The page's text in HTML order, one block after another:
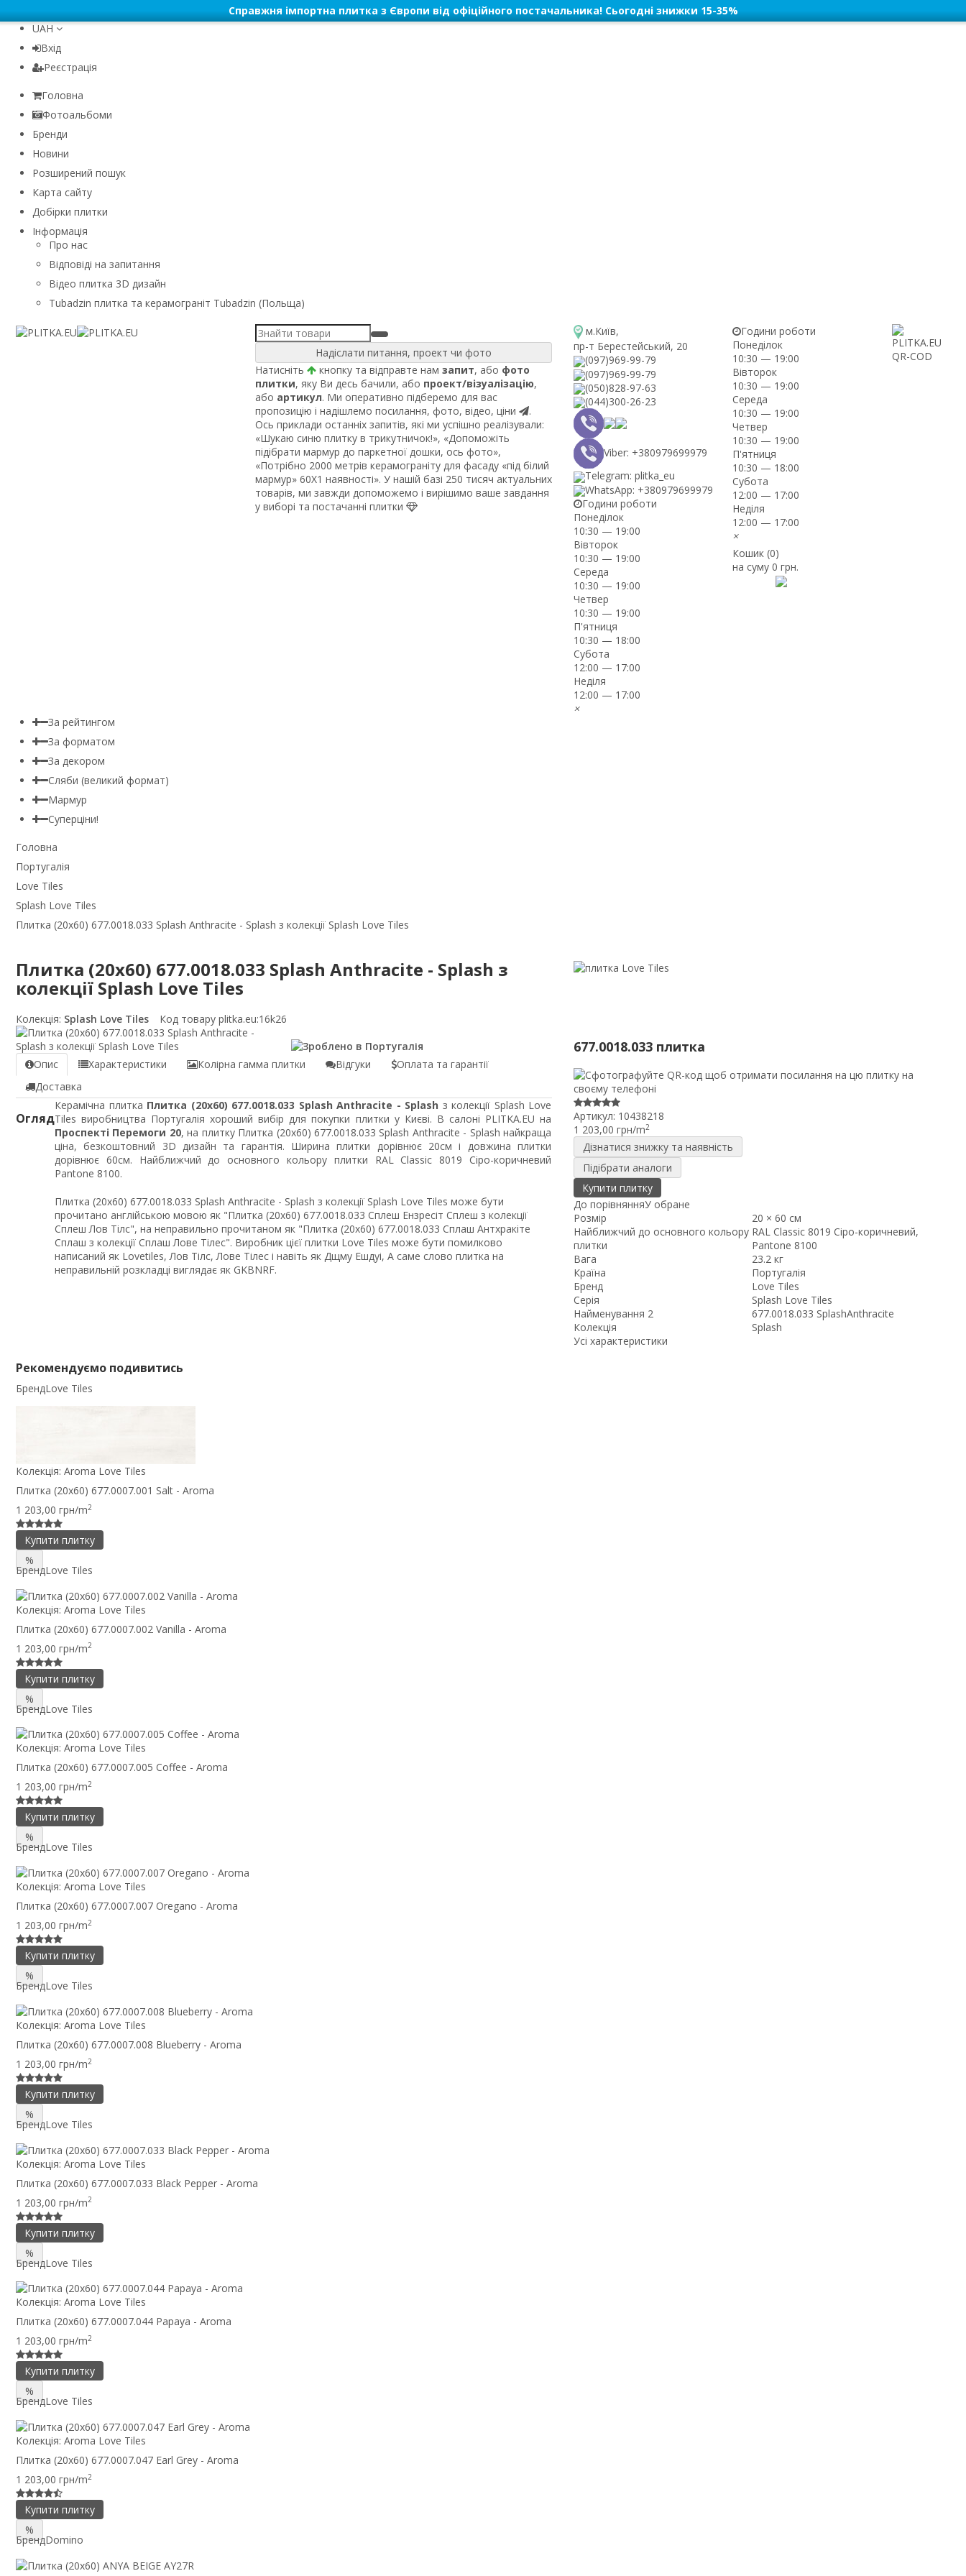
Справжня імпортна плитка з Європи від офіційного постачальника! Сьогодні знижки 15-35%
UAH
Вхід
Реєстрація
Головна
Фотоальбоми
Бренди
Новини
Розширений пошук
Карта сайту
Добірки плитки
Інформація
Про нас
Відповіді на запитання
Відео плитка 3D дизайн
Tubadzin плитка та керамограніт Tubadzin (Польща)
Надіслати питання, проект чи фото
Натисніть
кнопку та відправте нам запит, або фото
плитки, яку Ви десь бачили, або проект/візуалізацію,
або артикул. Ми оперативно підберемо для вас
пропозицію і надішлемо посилання, фото, відео, ціни
.
Ось приклади останніх запитів, які ми успішно реалізували:
«Шукаю синю плитку в трикутничок!», «Допоможіть
підібрати мармур до паркетної дошки, ось фото»,
«Потрібно 2000 метрів керамограніту для фасаду «під білий
мармур» 60Х1 наявності». У нашій базі 250 тисяч актуальних
товарів, ми завжди допоможемо і вирішимо ваше завдання
у виборі та постачанні плитки
м.Київ,
пр-т Берестейський, 20
(097)969-99-79
(097)969-99-79
(050)828-97-63
(044)300-26-23
Viber: +380979699979
Telegram: plitka_eu
WhatsApp: +380979699979
Години роботи
Понеділок
10:30 — 19:00
Вівторок
10:30 — 19:00
Середа
10:30 — 19:00
Четвер
10:30 — 19:00
П'ятниця
10:30 — 18:00
Субота
12:00 — 17:00
Неділя
12:00 — 17:00
×
Години роботи
Понеділок
10:30 — 19:00
Вівторок
10:30 — 19:00
Середа
10:30 — 19:00
Четвер
10:30 — 19:00
П'ятниця
10:30 — 18:00
Субота
12:00 — 17:00
Неділя
12:00 — 17:00
×
Кошик (0)
на суму0 грн.
За рейтингом
За форматом
За декором
Сляби (великий формат)
Мармур
Суперціни!
Головна
Португалія
Love Tiles
Splash Love Tiles
Плитка (20x60) 677.0018.033 Splash Anthracite - Splash з колекції Splash Love Tiles
Плитка (20x60) 677.0018.033 Splash Anthracite - Splash з
колекції Splash Love Tiles
Колекція: Splash Love Tiles Код товару plitka.eu:16k26
Опис Характеристики Колірна гамма плитки Відгуки
Оплата та гарантії
Доставка
Огляд
Керамічна плитка Плитка (20x60) 677.0018.033 Splash Anthracite - Splash з колекції Splash Love
Tiles виробництва Португалія хороший вибір для покупки плитки у Києві. В салоні PLITKA.EU на
Проспекті Перемоги 20, на плитку Плитка (20x60) 677.0018.033 Splash Anthracite - Splash найкраща
ціна, безкоштовний 3D дизайн та гарантія. Ширина плитки дорівнює 20см і довжина плитки
дорівнює 60см. Найближчий до основного кольору плитки RAL Classic 8019 Сіро-коричневий
Pantone 8100.
Плитка (20x60) 677.0018.033 Splash Anthracite - Splash з колекції Splash Love Tiles може бути
прочитано англійською мовою як "Плитка (20x60) 677.0018.033 Сплеш Ензресіт Сплеш з колекції
Сплеш Лов Тілс", на неправильно прочитаном як "Плитка (20x60) 677.0018.033 Сплаш Антхракіте
Сплаш з колекції Сплаш Лове Тілес". Виробник цієї плитки Love Tiles може бути помилково
написаний як Lovetiles, Лов Тілс, Лове Тілес і навіть як Дщму Ешдуі, А саме слово плитка на
неправильній розкладці виглядає як GKBNRF.
677.0018.033 плитка
Артикул: 10438218
1 203,00 грн/m2
Дізнатися знижку та наявність
Підібрати аналоги
Купити плитку
До порівнянняУ обране
Розмір
20 × 60 см
Найближчий до основного кольору
плитки
RAL Classic 8019 Сіро-коричневий,
Pantone 8100
Вага
23.2 кг
Країна
Португалія
Бренд
Love Tiles
Серія
Splash Love Tiles
Найменування 2
677.0018.033 SplashAnthracite
Колекція
Splash
Усі характеристики
Рекомендуємо подивитись
БрендLove Tiles
Колекція: Aroma Love Tiles
Плитка (20x60) 677.0007.001 Salt - Aroma
1 203,00 грн/m2
Купити плитку
%
БрендLove Tiles
Колекція: Aroma Love Tiles
Плитка (20x60) 677.0007.002 Vanilla - Aroma
1 203,00 грн/m2
Купити плитку
%
БрендLove Tiles
Колекція: Aroma Love Tiles
Плитка (20x60) 677.0007.005 Coffee - Aroma
1 203,00 грн/m2
Купити плитку
%
БрендLove Tiles
Колекція: Aroma Love Tiles
Плитка (20x60) 677.0007.007 Oregano - Aroma
1 203,00 грн/m2
Купити плитку
%
БрендLove Tiles
Колекція: Aroma Love Tiles
Плитка (20x60) 677.0007.008 Blueberry - Aroma
1 203,00 грн/m2
Купити плитку
%
БрендLove Tiles
Колекція: Aroma Love Tiles
Плитка (20x60) 677.0007.033 Black Pepper - Aroma
1 203,00 грн/m2
Купити плитку
%
БрендLove Tiles
Колекція: Aroma Love Tiles
Плитка (20x60) 677.0007.044 Papaya - Aroma
1 203,00 грн/m2
Купити плитку
%
БрендLove Tiles
Колекція: Aroma Love Tiles
Плитка (20x60) 677.0007.047 Earl Grey - Aroma
1 203,00 грн/m2
Купити плитку
%
БрендDomino